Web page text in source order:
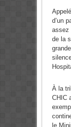
d’un
assez
de la
À la
CHIC
le